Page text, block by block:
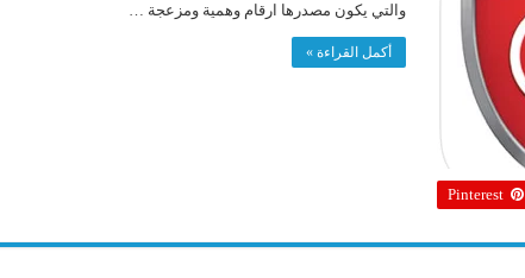
والتي يكون مصدرها ارقام وهمية ومزعجة …
أكمل القراءة »
Pinterest